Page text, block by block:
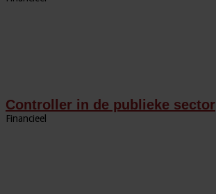
Controller in de publieke sector
Financieel